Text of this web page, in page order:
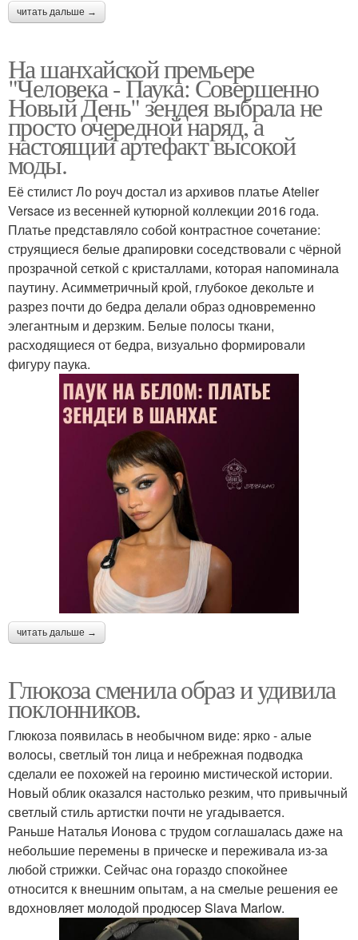
читать дальше →
На шанхайской премьере
"Человека - Паука: Совершенно
Новый День" зендея выбрала не
просто очередной наряд, а
настоящий артефакт высокой
моды.
Её стилист Ло роуч достал из архивов платье Atelier
Versace из весенней кутюрной коллекции 2016 года.
Платье представляло собой контрастное сочетание:
струящиеся белые драпировки соседствовали с чёрной
прозрачной сеткой с кристаллами, которая напоминала
паутину. Асимметричный крой, глубокое декольте и
разрез почти до бедра делали образ одновременно
элегантным и дерзким. Белые полосы ткани,
расходящиеся от бедра, визуально формировали
фигуру паука.
читать дальше →
Глюкоза сменила образ и удивила
поклонников.
Глюкоза появилась в необычном виде: ярко - алые
волосы, светлый тон лица и небрежная подводка
сделали ее похожей на героиню мистической истории.
Новый облик оказался настолько резким, что привычный
светлый стиль артистки почти не угадывается.
Раньше Наталья Ионова с трудом соглашалась даже на
небольшие перемены в прическе и переживала из-за
любой стрижки. Сейчас она гораздо спокойнее
относится к внешним опытам, а на смелые решения ее
вдохновляет молодой продюсер Slava Marlow.